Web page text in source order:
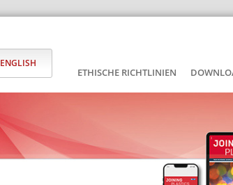
ENGLISH
ETHISCHE RICHTLINIEN